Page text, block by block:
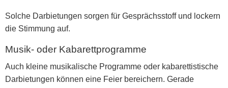
Solche Darbietungen sorgen für Gesprächsstoff und lockern
die Stimmung auf.
Musik- oder Kabarettprogramme
Auch kleine musikalische Programme oder kabarettistische
Darbietungen können eine Feier bereichern. Gerade